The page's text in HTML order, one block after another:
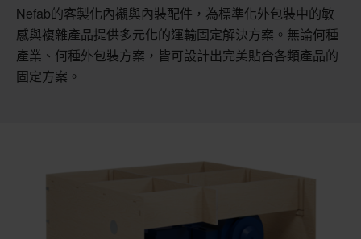
Nefab的客製化內襯與內裝配件，為標準化外包裝中的敏
感與複雜產品提供多元化的運輸固定解決方案。無論何種
產業、何種外包裝方案，皆可設計出完美貼合各類產品的
固定方案。